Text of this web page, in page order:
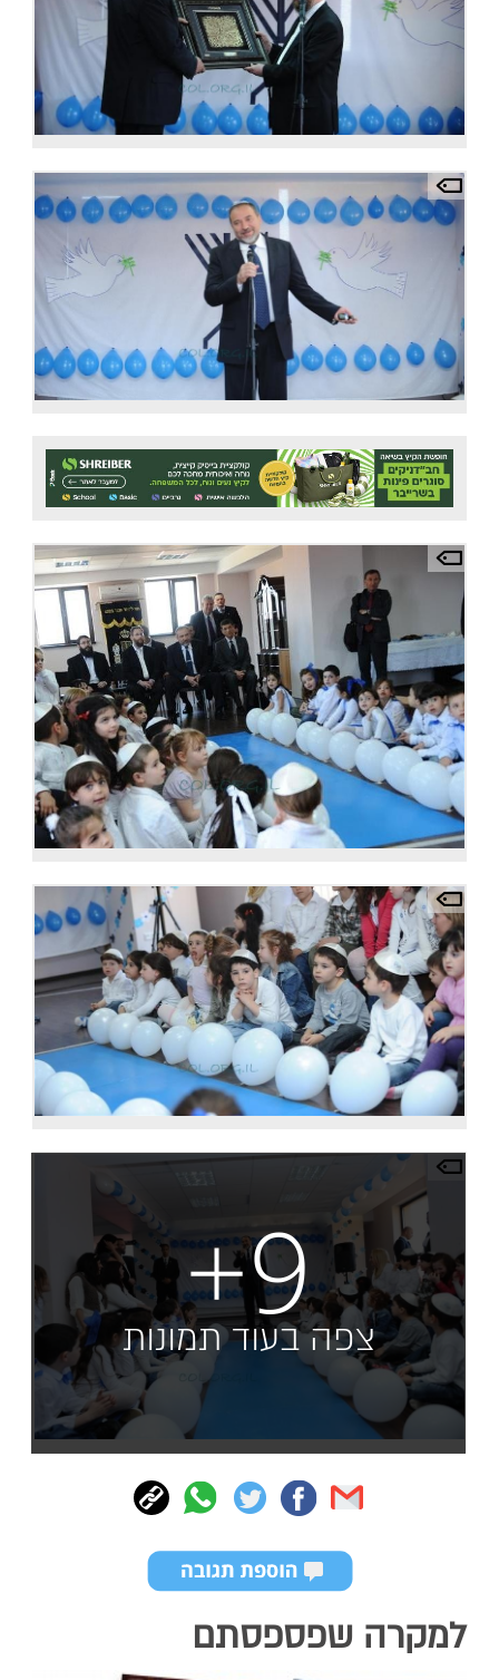
+9
צפה בעוד תמונות
למקרה שפספסתם